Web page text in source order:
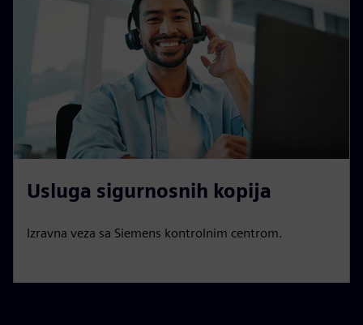
Usluga sigurnosnih kopija
Izravna veza sa Siemens kontrolnim centrom.